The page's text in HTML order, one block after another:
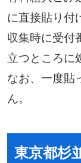
に直接貼り付
収集時に受付
立つところに
なお、一度貼
ん。
東京都杉